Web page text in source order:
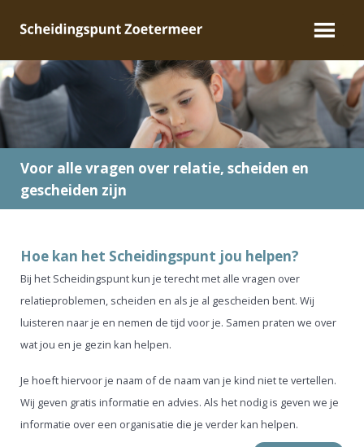
Voor alle vragen over relatie, scheiden en
gescheiden zijn
Hoe kan het Scheidingspunt jou helpen?
Bij het Scheidingspunt kun je terecht met alle vragen over
relatieproblemen, scheiden en als je al gescheiden bent. Wij
luisteren naar je en nemen de tijd voor je. Samen praten we over
wat jou en je gezin kan helpen.
Je hoeft hiervoor je naam of de naam van je kind niet te vertellen.
Wij geven gratis informatie en advies. Als het nodig is geven we je
informatie over een organisatie die je verder kan helpen.